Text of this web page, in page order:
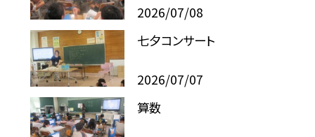
2026/07/08
七夕コンサート
2026/07/07
算数